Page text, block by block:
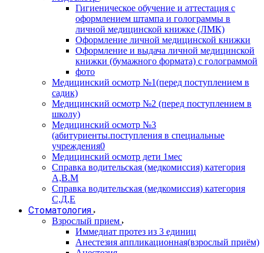
Гигиеническое обучение и аттестация с
оформлением штампа и голограммы в
личной медицинской книжке (ЛМК)
Оформление личной медицинской книжки
Оформление и выдача личной медицинской
книжки (бумажного формата) с голограммой
фото
Медицинский осмотр №1(перед поступлением в
садик)
Медицинский осмотр №2 (перед поступлением в
школу)
Медицинский осмотр №3
(абитуриенты.поступления в специальные
учреждения0
Медицинский осмотр дети 1мес
Справка водительская (медкомиссия) категория
А,В.М
Справка водительская (медкомиссия) категория
С,Д,Е
Стоматология
Взрослый прием
Иммедиат протез из 3 единиц
Анестезия аппликационная(взрослый приём)